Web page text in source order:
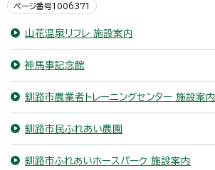
ページ番号1006371
山花温泉リフレ 施設案内
神馬事記念館
釧路市農業者トレーニングセンター 施設案内
釧路市民ふれあい農園
釧路市ふれあいホースパーク 施設案内